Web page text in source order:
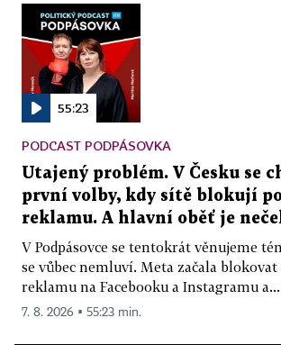
55:23
PODCAST PODPÁSOVKA
Utajený problém. V Česku se
první volby, kdy sítě blokují
reklamu. A hlavní oběť je
V Podpásovce se tentokrát věnujeme
se vůbec nemluví. Meta začala
reklamu na Facebooku a Instagramu a...
7. 8. 2026 ▪ 55:23 min.